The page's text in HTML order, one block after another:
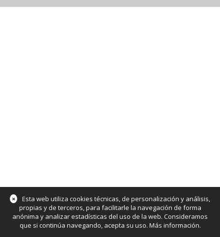
×
Esta web utiliza cookies técnicas, de personalización y análisis,
propias y de terceros, para facilitarle la navegación de forma
anónima y analizar estadísticas del uso de la web. Consideramos
que si continúa navegando, acepta su uso. Más información.